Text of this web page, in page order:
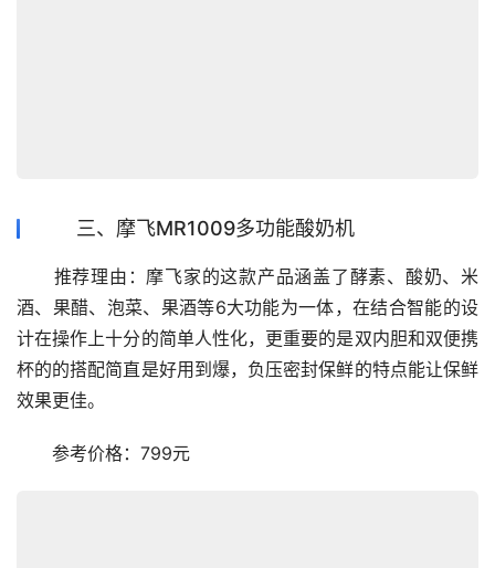
三、摩飞MR1009多功能酸奶机
推荐理由：摩飞家的这款产品涵盖了酵素、酸奶、米
酒、果醋、泡菜、果酒等6大功能为一体，在结合智能的设
计在操作上十分的简单人性化，更重要的是双内胆和双便携
杯的的搭配简直是好用到爆，负压密封保鲜的特点能让保鲜
效果更佳。
参考价格：799元